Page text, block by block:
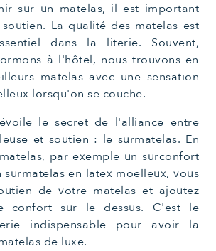
sur un matelas, il est important
La qualité des matelas est
dans la literie. Souvent,
à l'hôtel, nous trouvons en
matelas avec une sensation
lorsqu'on se couche.
le secret de l'alliance entre
et soutien : le surmatelas. En
par exemple un surconfort
surmatelas en latex moelleux, vous
de votre matelas et ajoutez
confort sur le dessus. C'est le
indispensable pour avoir la
de luxe.